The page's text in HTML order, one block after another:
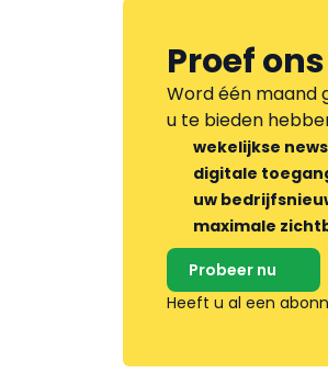
Proef ons
Word één maand
u te bieden
wekelijkse
digitale
uw
maximale
Probeer nu
Heeft u al een